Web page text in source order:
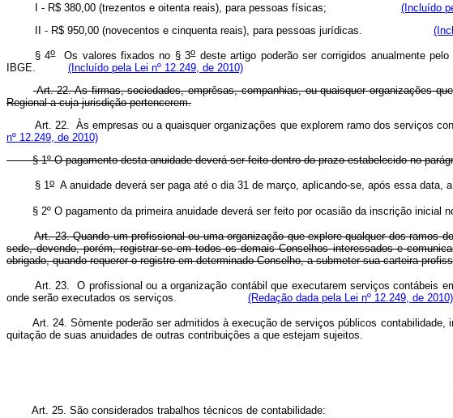
I - R$ 380,00 (trezentos e oitenta reais), para pessoas físicas; (Incluído
II - R$ 950,00 (novecentos e cinquenta reais), para pessoas jurídicas.
§ 4oOs valores fixados no § 3odeste artigo poderão ser corrigidos anualmente
IBGE. (Incluído pela Lei nº 12.249, de 2010)
Art. 22. As firmas, sociedades, emprêsas, companhias, ou quaisquer organizações
Regional a cuja jurisdição pertencerem.
Art. 22. Às empresas ou a quaisquer organizações que explorem ramo dos
nº 12.249, de 2010)
§ 1º O pagamento desta anuidade deverá ser feito dentro do prazo estabelecido no
§ 1o A anuidade deverá ser paga até o dia 31 de março, aplicando-se, após essa data,
§ 2º O pagamento da primeira anuidade deverá ser feito por ocasião da inscrição inicial
Art. 23. Quando um profissional ou uma organização que explore qualquer dos ramos
sede, devendo, porém, registrar-se em todos os demais Conselhos interessados e
obrigado, quando requerer o registro em determinado Conselho, a submeter sua carteira
Art. 23. O profissional ou a organização contábil que executarem serviços contábeis
onde serão executados os serviços. (Redação dada pela Lei nº 12.249, de 2010)
Art. 24. Sòmente poderão ser admitidos à execução de serviços públicos
quitação de suas anuidades de outras contribuições a que estejam sujeitos.
Art. 25. São considerados trabalhos técnicos de contabilidade: